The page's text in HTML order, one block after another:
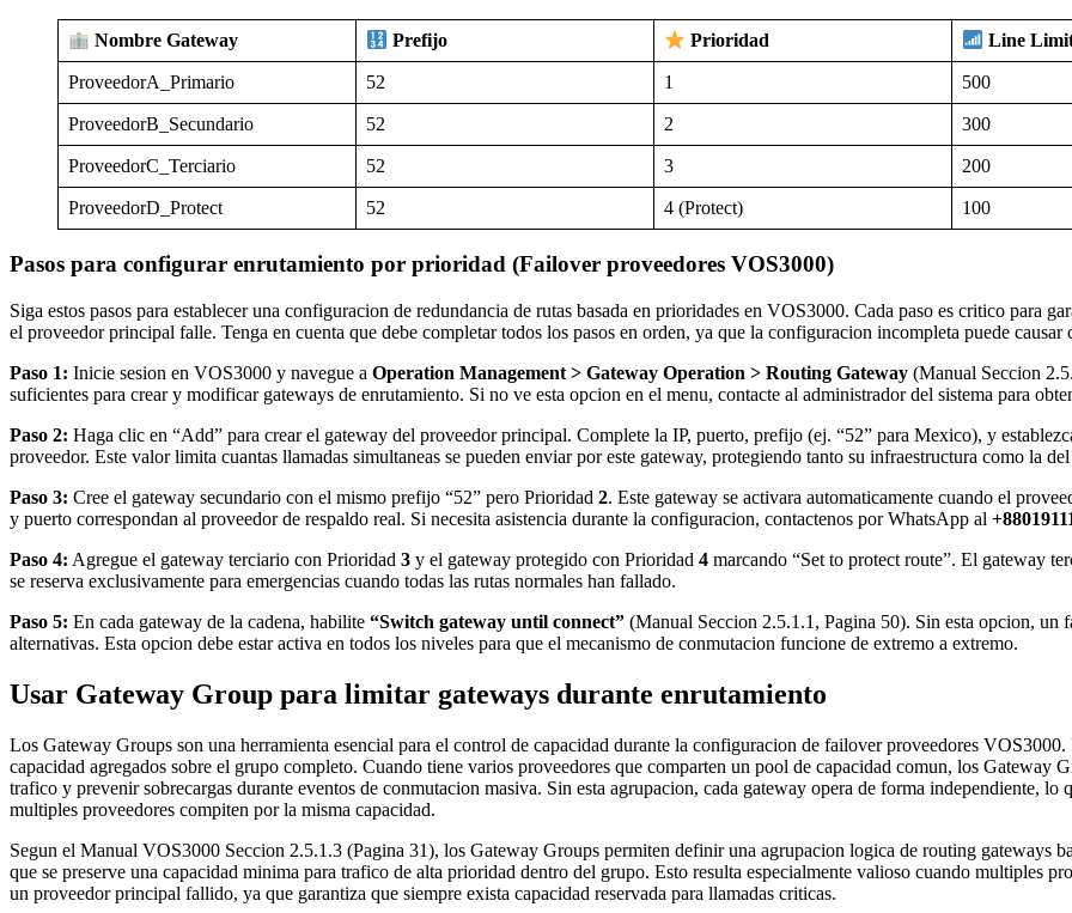
Nombre Gateway Prefijo Prioridad Line
ProveedorA_Primario 52 1 500
ProveedorB_Secundario 52 2 300
ProveedorC_Terciario 52 3 200
ProveedorD_Protect 52 4 (Protect) 100
Pasos para configurar enrutamiento por prioridad (Failover proveedores VOS3000)
Siga estos pasos para establecer una configuracion de redundancia de rutas basada en prioridades en VOS3000. Cada paso es critico para
el proveedor principal falle. Tenga en cuenta que debe completar todos los pasos en orden, ya que la configuracion incompleta puede
Paso 1: Inicie sesion en VOS3000 y navegue a Operation Management > Gateway Operation > Routing Gateway (Manual Seccion
suficientes para crear y modificar gateways de enrutamiento. Si no ve esta opcion en el menu, contacte al administrador del sistema para
Paso 2: Haga clic en “Add” para crear el gateway del proveedor principal. Complete la IP, puerto, prefijo (ej. “52” para Mexico), y
proveedor. Este valor limita cuantas llamadas simultaneas se pueden enviar por este gateway, protegiendo tanto su infraestructura como la
Paso 3: Cree el gateway secundario con el mismo prefijo “52” pero Prioridad 2. Este gateway se activara automaticamente cuando el
y puerto correspondan al proveedor de respaldo real. Si necesita asistencia durante la configuracion, contactenos por WhatsApp al
Paso 4: Agregue el gateway terciario con Prioridad 3 y el gateway protegido con Prioridad 4 marcando “Set to protect route”. El gateway
se reserva exclusivamente para emergencias cuando todas las rutas normales han fallado.
Paso 5: En cada gateway de la cadena, habilite “Switch gateway until connect” (Manual Seccion 2.5.1.1, Pagina 50). Sin esta opcion, un
alternativas. Esta opcion debe estar activa en todos los niveles para que el mecanismo de conmutacion funcione de extremo a extremo.
Usar Gateway Group para limitar gateways durante enrutamiento
Los Gateway Groups son una herramienta esencial para el control de capacidad durante la configuracion de failover proveedores
capacidad agregados sobre el grupo completo. Cuando tiene varios proveedores que comparten un pool de capacidad comun, los Gateway
trafico y prevenir sobrecargas durante eventos de conmutacion masiva. Sin esta agrupacion, cada gateway opera de forma independiente,
multiples proveedores compiten por la misma capacidad.
Segun el Manual VOS3000 Seccion 2.5.1.3 (Pagina 31), los Gateway Groups permiten definir una agrupacion logica de routing gateways
que se preserve una capacidad minima para trafico de alta prioridad dentro del grupo. Esto resulta especialmente valioso cuando multiples
un proveedor principal fallido, ya que garantiza que siempre exista capacidad reservada para llamadas criticas.